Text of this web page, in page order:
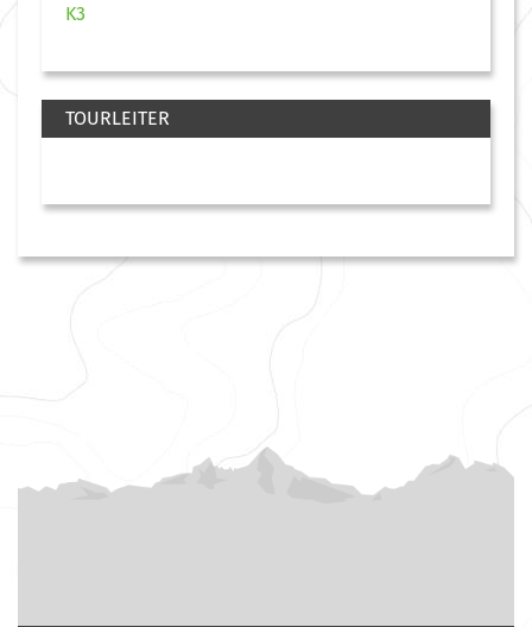
K3
TOURLEITER